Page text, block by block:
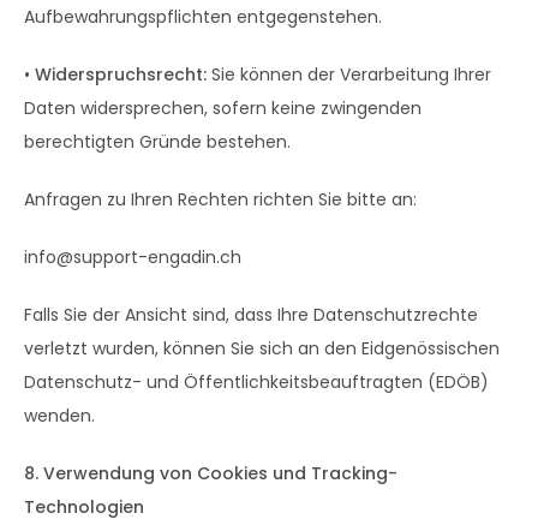
Aufbewahrungspflichten entgegenstehen.
• Widerspruchsrecht: Sie können der Verarbeitung Ihrer
Daten widersprechen, sofern keine zwingenden
berechtigten Gründe bestehen.
Anfragen zu Ihren Rechten richten Sie bitte an:
info@support-engadin.ch
Falls Sie der Ansicht sind, dass Ihre Datenschutzrechte
verletzt wurden, können Sie sich an den Eidgenössischen
Datenschutz- und Öffentlichkeitsbeauftragten (EDÖB)
wenden.
8. Verwendung von Cookies und Tracking-
Technologien